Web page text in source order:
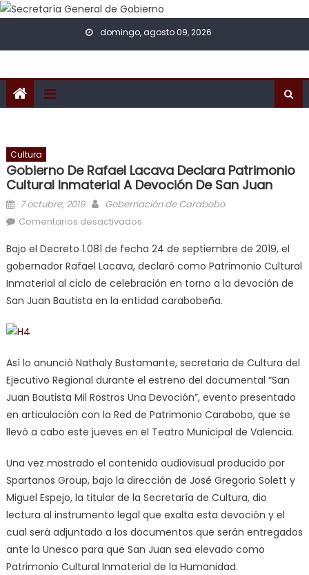
Skip to content
domingo, agosto 09, 2026
Cultura
Gobierno De Rafael Lacava Declara Patrimonio
Cultural Inmaterial A Devoción De San Juan
Posted on
7 octubre, 2019 Author
Gobernación de Carabobo
Comentarios desactivados
Inmaterial a devoción de San Juan
Bajo el Decreto 1.081 de fecha 24 de septiembre de 2019, el
gobernador Rafael Lacava, declaró como Patrimonio Cultural
Inmaterial al ciclo de celebración en torno a la devoción de
San Juan Bautista en la entidad carabobeña.
Así lo anunció Nathaly Bustamante, secretaria de Cultura del
Ejecutivo Regional durante el estreno del documental “San
Juan Bautista Mil Rostros Una Devoción”, evento presentado
en articulación con la Red de Patrimonio Carabobo, que se
llevó a cabo este jueves en el Teatro Municipal de Valencia.
Una vez mostrado el contenido audiovisual producido por
Spartanos Group, bajo la dirección de José Gregorio Solett y
Miguel Espejo, la titular de la Secretaría de Cultura, dio
lectura al instrumento legal que exalta esta devoción y el
cual será adjuntado a los documentos que serán entregados
ante la Unesco para que San Juan sea elevado como
Patrimonio Cultural Inmaterial de la Humanidad.